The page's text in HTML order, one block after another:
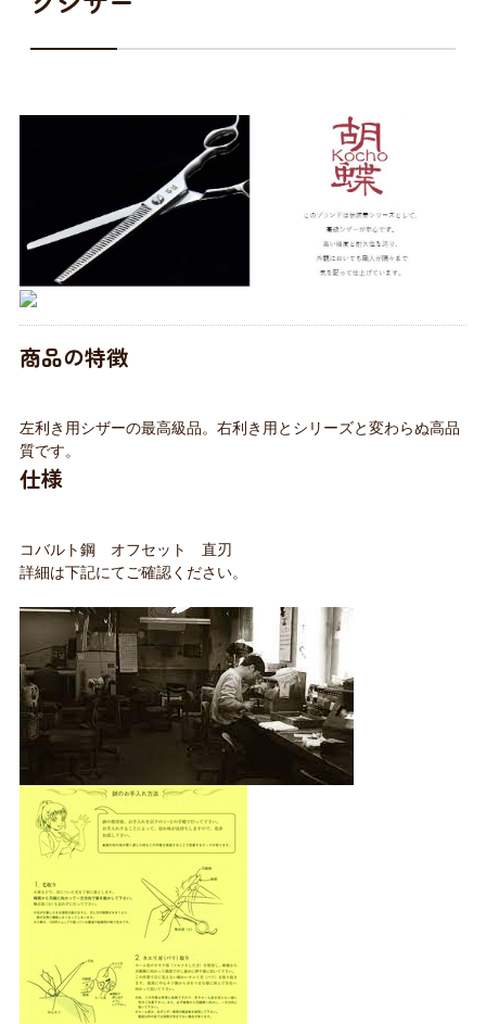
商品の特徴
左利き用シザーの最高級品。右利き用とシリーズと変わらぬ高品
質です。
仕様
コバルト鋼 オフセット 直刃
詳細は下記にてご確認ください。